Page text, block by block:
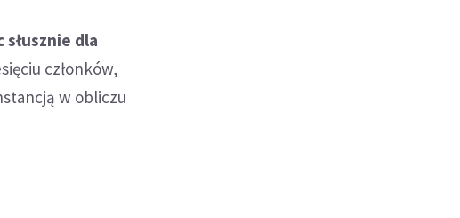
słusznie dla
członków,
w obliczu